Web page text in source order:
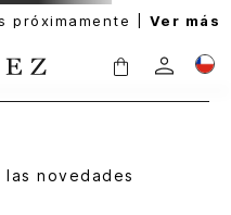
próximamente | Ver más
novedades